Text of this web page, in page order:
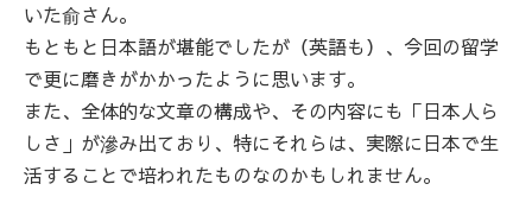
いた俞さん。
もともと日本語が堪能でしたが（英語も）、今回の留学
で更に磨きがかかったように思います。
また、全体的な文章の構成や、その内容にも「日本人ら
しさ」が滲み出ており、特にそれらは、実際に日本で生
活することで培われたものなのかもしれません。